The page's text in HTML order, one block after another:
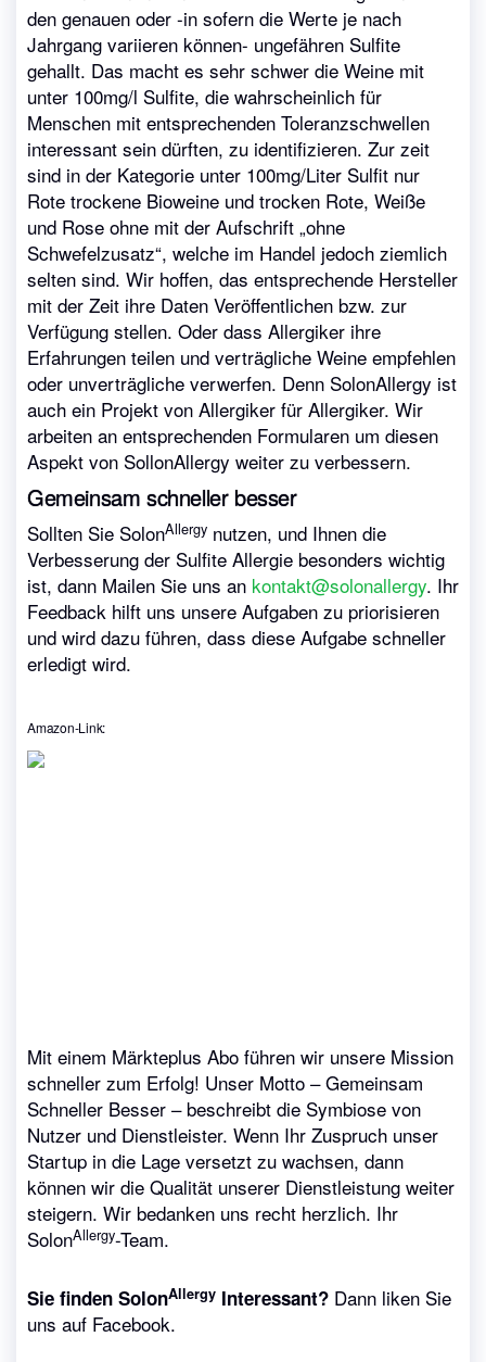
den genauen oder -in sofern die Werte je nach
Jahrgang variieren können- ungefähren Sulfite
gehallt. Das macht es sehr schwer die Weine mit
unter 100mg/l Sulfite, die wahrscheinlich für
Menschen mit entsprechenden Toleranzschwellen
interessant sein dürften, zu identifizieren. Zur zeit
sind in der Kategorie unter 100mg/Liter Sulfit nur
Rote trockene Bioweine und trocken Rote, Weiße
und Rose ohne mit der Aufschrift „ohne
Schwefelzusatz“, welche im Handel jedoch ziemlich
selten sind. Wir hoffen, das entsprechende Hersteller
mit der Zeit ihre Daten Veröffentlichen bzw. zur
Verfügung stellen. Oder dass Allergiker ihre
Erfahrungen teilen und verträgliche Weine empfehlen
oder unverträgliche verwerfen. Denn SolonAllergy ist
auch ein Projekt von Allergiker für Allergiker. Wir
arbeiten an entsprechenden Formularen um diesen
Aspekt von SollonAllergy weiter zu verbessern.
Gemeinsam schneller besser
Sollten Sie SolonAllergy nutzen, und Ihnen die
Verbesserung der Sulfite Allergie besonders wichtig
ist, dann Mailen Sie uns an kontakt@solonallergy. Ihr
Feedback hilft uns unsere Aufgaben zu priorisieren
und wird dazu führen, dass diese Aufgabe schneller
erledigt wird.
Amazon-Link:
Mit einem Märkteplus Abo führen wir unsere Mission
schneller zum Erfolg! Unser Motto – Gemeinsam
Schneller Besser – beschreibt die Symbiose von
Nutzer und Dienstleister. Wenn Ihr Zuspruch unser
Startup in die Lage versetzt zu wachsen, dann
können wir die Qualität unserer Dienstleistung weiter
steigern. Wir bedanken uns recht herzlich. Ihr
SolonAllergy-Team.
Sie finden SolonAllergy Interessant? Dann liken Sie
uns auf Facebook.